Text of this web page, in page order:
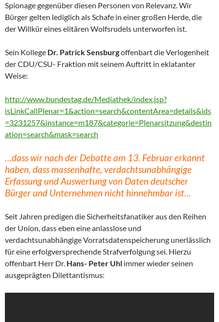
Spionage gegenüber diesen Personen von Relevanz. Wir
Bürger gelten lediglich als Schafe in einer großen Herde, die
der Willkür eines elitären Wolfsrudels unterworfen ist.
Sein Kollege Dr. Patrick Sensburgoffenbart die Verlogenheit
der CDU/CSU- Fraktion mit seinem Auftritt in eklatanter
Weise:
http://www.bundestag.de/Mediathek/index.jsp?
isLinkCallPlenar=1&action=search&contentArea=details&ids
=3231257&instance=m187&categorie=Plenarsitzung&destin
ation=search&mask=search
…dass wir nach der Debatte am 13. Februar erkannt
haben, dass massenhafte, verdachtsunabhängige
Erfassung und Auswertung von Daten deutscher
Bürger und Unternehmen nicht hinnehmbar ist…
Seit Jahren predigen die Sicherheitsfanatiker aus den Reihen
der Union, dass eben eine anlasslose und
verdachtsunabhängige Vorratsdatenspeicherung unerlässlich
für eine erfolgversprechende Strafverfolgung sei. Hierzu
offenbart Herr Dr. Hans- Peter Uhl immer wieder seinen
ausgeprägten Dilettantismus: